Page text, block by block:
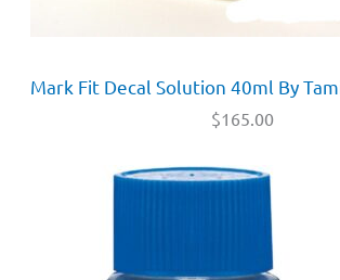
Mark Fit Decal Solution 40ml By
$165.00